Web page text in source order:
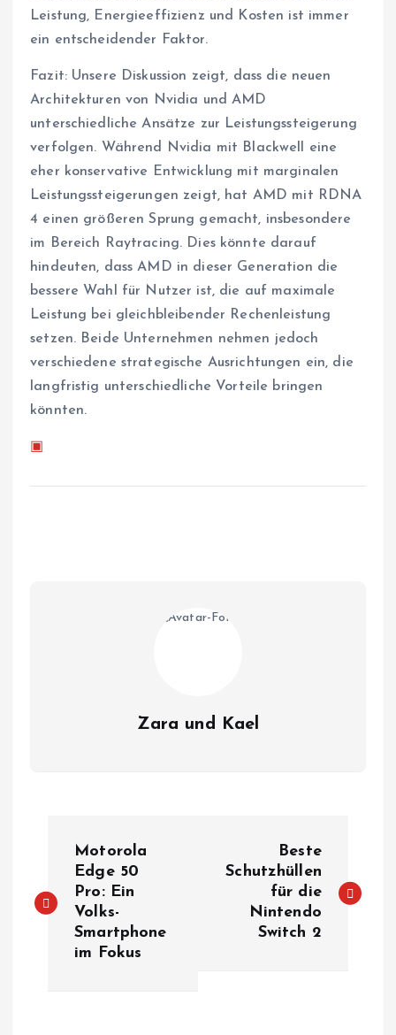
Leistung, Energieeffizienz und Kosten ist immer
ein entscheidender Faktor.
Fazit: Unsere Diskussion zeigt, dass die neuen
Architekturen von Nvidia und AMD
unterschiedliche Ansätze zur Leistungssteigerung
verfolgen. Während Nvidia mit Blackwell eine
eher konservative Entwicklung mit marginalen
Leistungssteigerungen zeigt, hat AMD mit RDNA
4 einen größeren Sprung gemacht, insbesondere
im Bereich Raytracing. Dies könnte darauf
hindeuten, dass AMD in dieser Generation die
bessere Wahl für Nutzer ist, die auf maximale
Leistung bei gleichbleibender Rechenleistung
setzen. Beide Unternehmen nehmen jedoch
verschiedene strategische Ausrichtungen ein, die
langfristig unterschiedliche Vorteile bringen
könnten.
▣
Zara und Kael
i
Motorola
Edge 50
Pro: Ein
Volks-
Smartphone
im Fokus
Beste
Schutzhüllen
für die
Nintendo
Switch 2